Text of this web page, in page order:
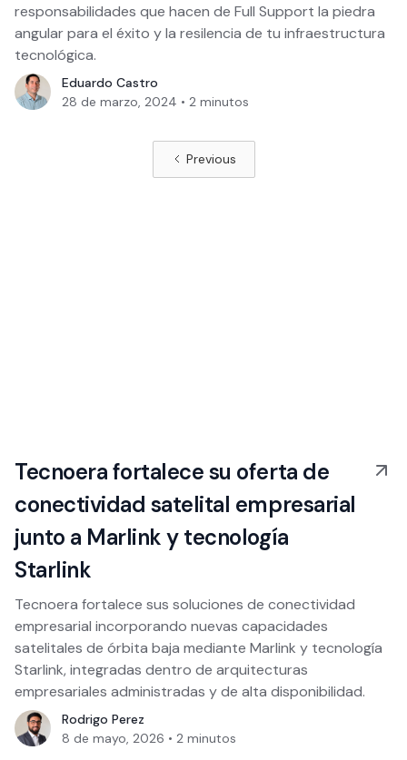
responsabilidades que hacen de Full Support la piedra
angular para el éxito y la resilencia de tu infraestructura
tecnológica.
Eduardo Castro
28 de marzo, 2024 • 2 minutos
Previous
Tecnoera fortalece su oferta de
conectividad satelital empresarial
junto a Marlink y tecnología
Starlink
Tecnoera fortalece sus soluciones de conectividad
empresarial incorporando nuevas capacidades
satelitales de órbita baja mediante Marlink y tecnología
Starlink, integradas dentro de arquitecturas
empresariales administradas y de alta disponibilidad.
Rodrigo Perez
8 de mayo, 2026 • 2 minutos